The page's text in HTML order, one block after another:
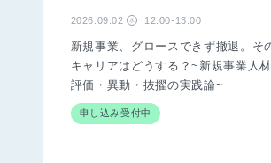
2026.09.02 水 12:00-13:00
新規事業、グロースできず撤退。そ
キャリアはどうする？~新規事業人材
評価・異動・抜擢の実践論~
申し込み受付中